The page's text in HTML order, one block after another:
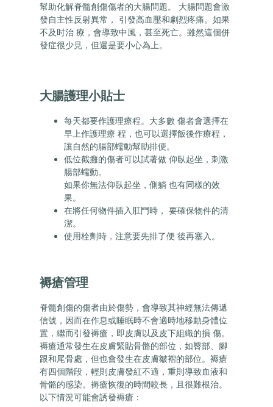
幫助化解脊髓創傷傷者的大腸問題。 大腸問題會激
發自主性反射異常， 引發高血壓和劇烈疼痛。如果
不及时治 療，會導致中風，甚至死亡。雖然這個併
發症很少見，但還是要小心為上。
大腸護理小貼士
每天都要作護理療程。大多數 傷者會選擇在
早上作護理療 程，也可以選擇飯後作療程，
讓自然的腸部蠕動幫助排便。
低位截癱的傷者可以試著做 仰臥起坐，刺激
腸部蠕動。
如果你無法仰臥起坐，側躺 也有同樣的效
果。
在將任何物件插入肛門時， 要確保物件的清
潔。
使用栓劑時，注意要先排了便 後再塞入。
褥瘡管理
脊髓創傷的傷者由於傷勢，會導致其神經無法傳遞
信號，因而在作息或睡眠時不會適時地移動身體位
置，繼而引發褥瘡，即皮膚以及皮下組織的損 傷。
褥瘡通常發生在皮膚緊貼骨骼的部位，如臀部、腳
跟和尾骨處，但也會發生在皮膚皺褶的部位。褥瘡
有四個階段，輕則皮膚發紅不適，重則導致血液和
骨骼的感染。褥瘡恢復的時間較長，且很難根治。
以下情況可能會誘發褥瘡：